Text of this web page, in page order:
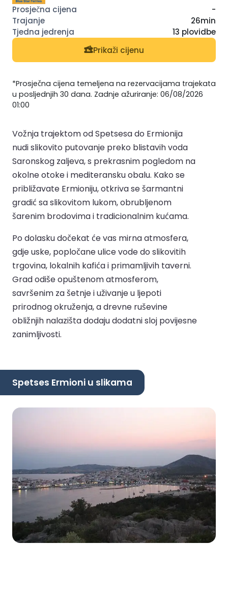
-
26min
13 plovidbe
Prikaži cijenu
*Prosječna cijena temeljena na rezervacijama trajekata
u posljednjih 30 dana. Zadnje ažuriranje: 06/08/2026
01:00
Vožnja trajektom od Spetsesa do Ermionija
nudi slikovito putovanje preko blistavih voda
Saronskog zaljeva, s prekrasnim pogledom na
okolne otoke i mediteransku obalu. Kako se
približavate Ermioniju, otkriva se šarmantni
gradić sa slikovitom lukom, obrubljenom
šarenim brodovima i tradicionalnim kućama.
Po dolasku dočekat će vas mirna atmosfera,
gdje uske, popločane ulice vode do slikovitih
trgovina, lokalnih kafića i primamljivih taverni.
Grad odiše opuštenom atmosferom,
savršenim za šetnje i uživanje u ljepoti
prirodnog okruženja, a drevne ruševine
obližnjih nalazišta dodaju dodatni sloj povijesne
zanimljivosti.
Spetses Ermioni u slikama